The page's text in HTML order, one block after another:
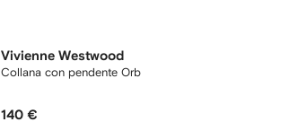
Vivienne Westwood
Collana con pendente Orb
140 €